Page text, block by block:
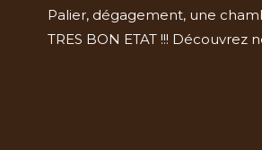
Palier, dégagement, une
TRES BON ETAT !!!